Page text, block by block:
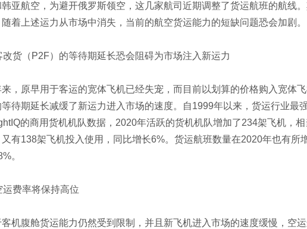
韩亚航空，为避开俄罗斯领空，这几家航司近期调整了货运航班的航线
着上述运力从市场中消失，当前的航空货运能力的短缺问题恐会加剧。
改货（P2F）的等待期延长恐会阻碍为市场注入新运力
，原早用于客运的宽体飞机已经失宠，而目前以划算的价格购入宽体
等待期延长减缓了新运力进入市场的速度。自1999年以来，货运行业最
的商用货机机队数据，2020年活跃的货机机队增加了234架飞机，
有138架飞机投入使用，同比增长6%。货运航班数量在2020年也有所
。
运费率将保持高位
客机腹舱货运能力仍然受到限制，并且新飞机进入市场的速度缓慢，空